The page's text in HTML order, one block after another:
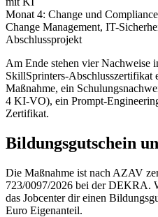
Monat 4: Change und Compliance
Change Management, IT-
Abschlussprojekt
Am Ende stehen vier Nachweise
SkillSprinters-
Maßnahme, ein
4 KI-VO), ein Prompt-
Zertifikat.
Bildungsgutschein
Die Maßnahme ist nach AZAV
723/0097/2026 bei der DEKRA.
das Jobcenter dir einen
Euro Eigenanteil.